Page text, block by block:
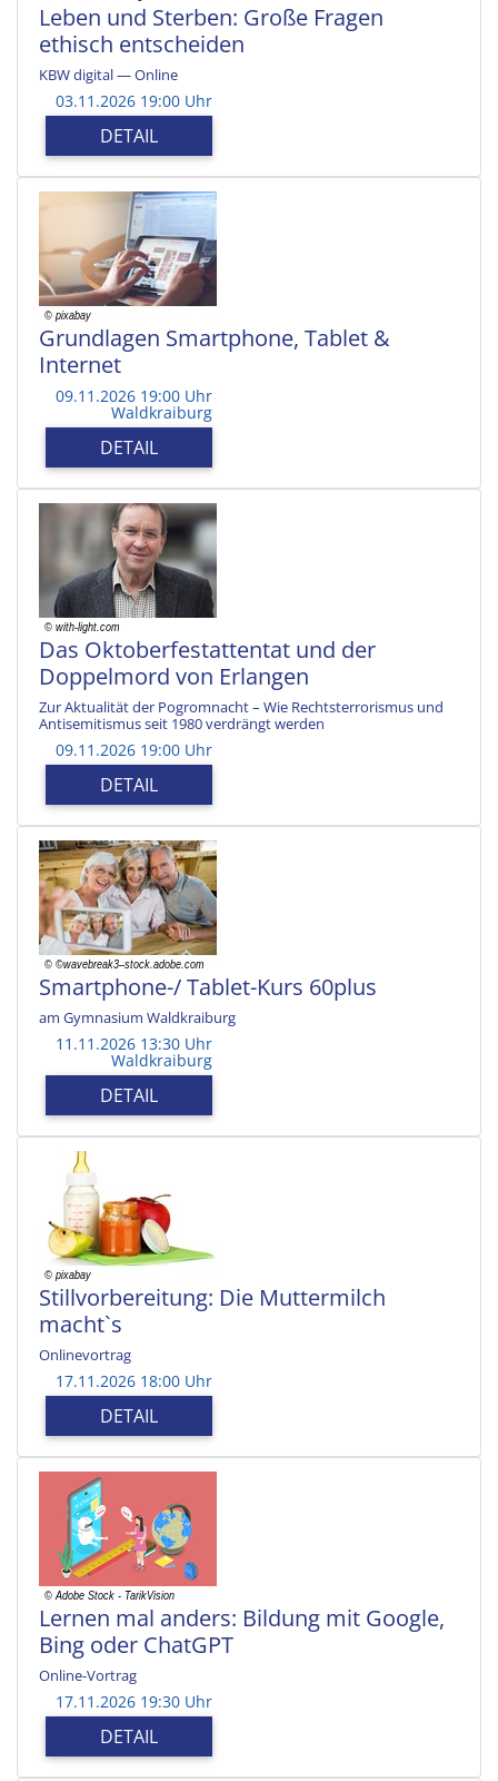
Leben und Sterben: Große Fragen
ethisch entscheiden
KBW digital — Online
03.11.2026 19:00 Uhr
DETAIL
Grundlagen Smartphone, Tablet &
Internet
09.11.2026 19:00 Uhr
Waldkraiburg
DETAIL
Das Oktoberfestattentat und der
Doppelmord von Erlangen
Zur Aktualität der Pogromnacht – Wie Rechtsterrorismus und
Antisemitismus seit 1980 verdrängt werden
09.11.2026 19:00 Uhr
DETAIL
Smartphone-/ Tablet-Kurs 60plus
am Gymnasium Waldkraiburg
11.11.2026 13:30 Uhr
Waldkraiburg
DETAIL
Stillvorbereitung: Die Muttermilch
macht`s
Onlinevortrag
17.11.2026 18:00 Uhr
DETAIL
Lernen mal anders: Bildung mit Google,
Bing oder ChatGPT
Online-Vortrag
17.11.2026 19:30 Uhr
DETAIL